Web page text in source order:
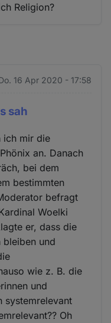
Religion?
16 Apr 2020 - 17:58
sah
ich mir die
an. Danach
bei dem
bestimmten
befragt
Woelki
er, dass die
bleiben und
wie z. B. die
und
systemrelevant
Oh